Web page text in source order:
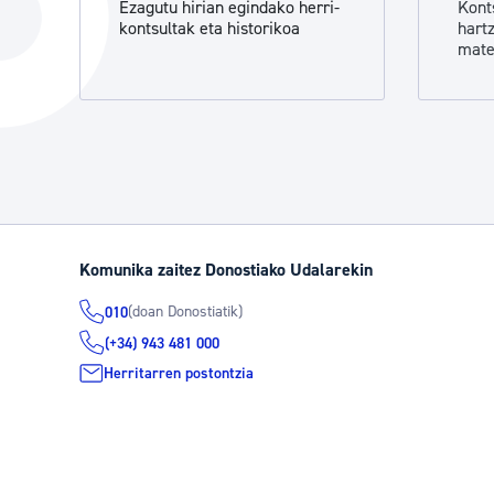
Hiria
Hiria ezagutu
Abisuak
Ezagutu hirian egindako herri-
kontsultak eta historikoa
Komunika zaitez Donostiako Udalarekin
010(doan Donostiatik)
(+34) 943 481 000
Herritarren postontzia